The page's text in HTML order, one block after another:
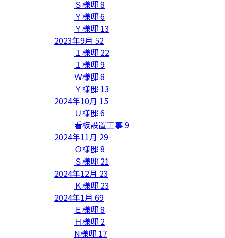
Ｓ様邸8
Ｙ様邸6
Ｙ様邸 13
2023年9月 52
Ｉ様邸 22
Ｉ様邸9
Ｗ様邸8
Ｙ様邸 13
2024年10月 15
Ｕ様邸6
看板設置工事9
2024年11月 29
Ｏ様邸8
Ｓ様邸 21
2024年12月 23
Ｋ様邸 23
2024年1月 69
Ｅ様邸8
Ｈ様邸 2
N様邸 17